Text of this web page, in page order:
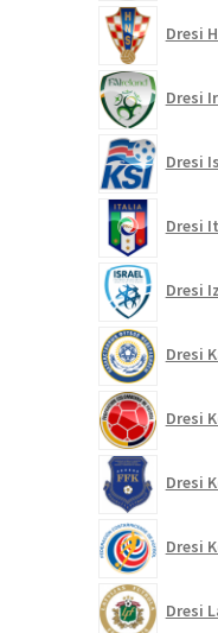
Dresi
Dresi
Dresi
Dresi
Dresi
Dresi
Dresi
Dresi
Dresi
Dresi